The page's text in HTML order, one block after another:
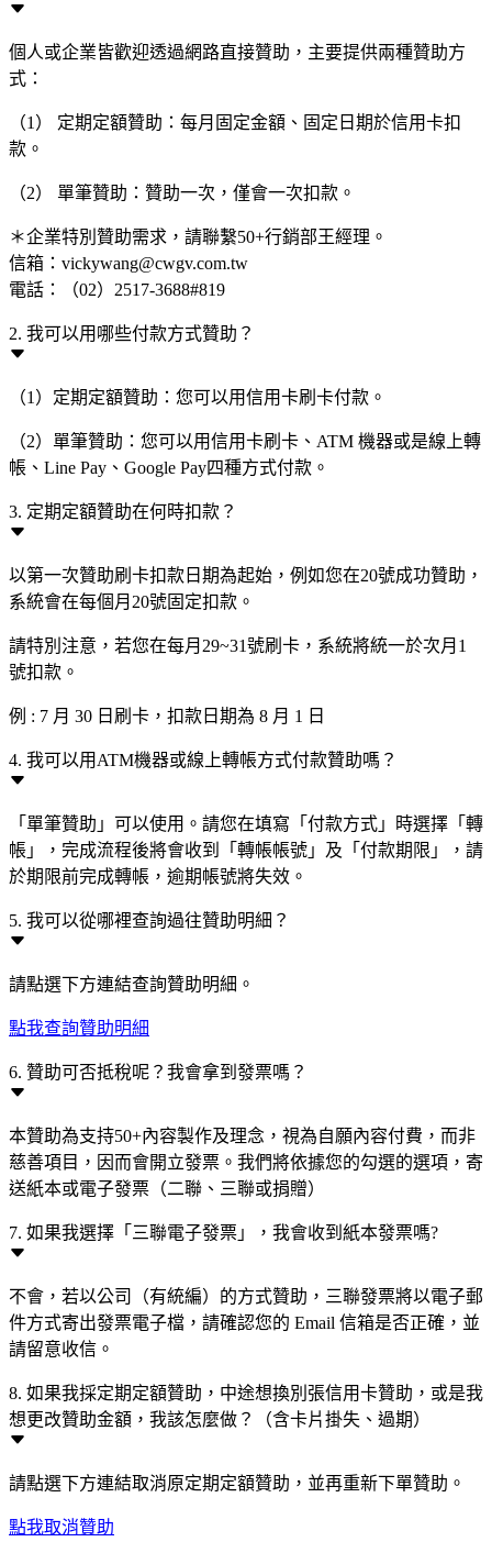
個人或企業皆歡迎透過網路直接贊助，主要提供兩種贊助方
式：
（1） 定期定額贊助：每月固定金額、固定日期於信用卡扣
款。
（2） 單筆贊助：贊助一次，僅會一次扣款。
＊企業特別贊助需求，請聯繫50+行銷部王經理。
信箱：vickywang@cwgv.com.tw
電話：（02）2517-3688#819
2. 我可以用哪些付款方式贊助？
（1）定期定額贊助：您可以用信用卡刷卡付款。
（2）單筆贊助：您可以用信用卡刷卡、ATM 機器或是線上轉
帳、Line Pay、Google Pay四種方式付款。
3. 定期定額贊助在何時扣款？
以第一次贊助刷卡扣款日期為起始，例如您在20號成功贊助，
系統會在每個月20號固定扣款。
請特別注意，若您在每月29~31號刷卡，系統將統一於次月1
號扣款。
例 : 7 月 30 日刷卡，扣款日期為 8 月 1 日
4. 我可以用ATM機器或線上轉帳方式付款贊助嗎？
「單筆贊助」可以使用。請您在填寫「付款方式」時選擇「轉
帳」，完成流程後將會收到「轉帳帳號」及「付款期限」，請
於期限前完成轉帳，逾期帳號將失效。
5. 我可以從哪裡查詢過往贊助明細？
請點選下方連結查詢贊助明細。
點我查詢贊助明細
6. 贊助可否抵稅呢？我會拿到發票嗎？
本贊助為支持50+內容製作及理念，視為自願內容付費，而非
慈善項目，因而會開立發票。我們將依據您的勾選的選項，寄
送紙本或電子發票（二聯、三聯或捐贈）
7. 如果我選擇「三聯電子發票」，我會收到紙本發票嗎?
不會，若以公司（有統編）的方式贊助，三聯發票將以電子郵
件方式寄出發票電子檔，請確認您的 Email 信箱是否正確，並
請留意收信。
8. 如果我採定期定額贊助，中途想換別張信用卡贊助，或是我
想更改贊助金額，我該怎麼做？（含卡片掛失、過期）
請點選下方連結取消原定期定額贊助，並再重新下單贊助。
點我取消贊助